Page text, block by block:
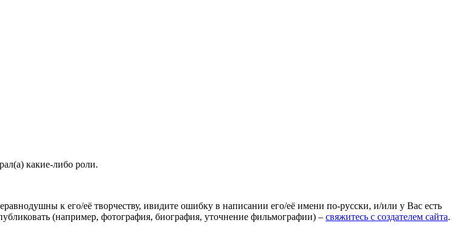
какие-либо роли.
к его/её творчеству, ивидите ошибку в написании его/её имени по-русски, и/или у Вас есть
(например, фотография, биография, уточнение фильмографии) – свяжитесь с создателем сайта.